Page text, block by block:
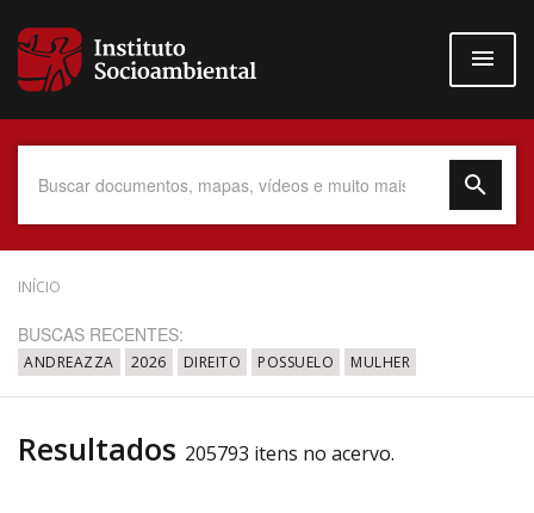
para
conteúdo
Data do Documento
Até
INÍCIO
BUSCAS RECENTES:
ANDREAZZA 2026 DIREITO POSSUELO MULHER
Resultados 205793 itens no acervo.